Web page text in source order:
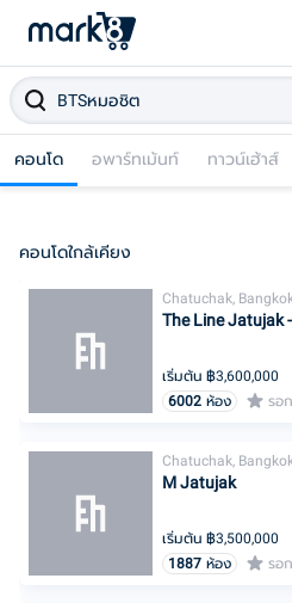
คอนโด อพาร์ทเม้นท์ ทาวน์เฮ้าส์
คอนโดใกล้เคียง
Chatuchak,
The Line Jatujak
เริ่มต้น ฿3,600,000
6002 ห้อง รอ
Chatuchak,
M Jatujak
เริ่มต้น ฿3,500,000
1887 ห้อง รอ